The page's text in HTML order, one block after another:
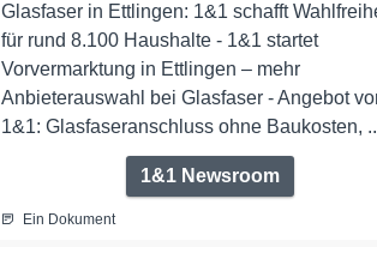
Glasfaser in Ettlingen: 1&1 schafft
für rund 8.100 Haushalte - 1&1 startet
Vorvermarktung in Ettlingen – mehr
Anbieterauswahl bei Glasfaser - Angebot
1&1: Glasfaseranschluss ohne Baukosten,
1&1 Newsroom
Ein Dokument